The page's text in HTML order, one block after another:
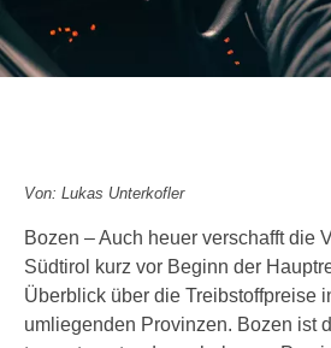
Von: Lukas Unterkofler
Bozen – Auch heuer verschafft die
Südtirol kurz vor Beginn der
Überblick über die Treibstoffpreise
umliegenden Provinzen. Bozen ist